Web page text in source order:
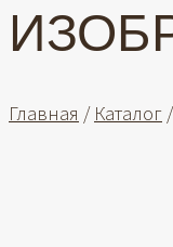
Главная / Каталог /